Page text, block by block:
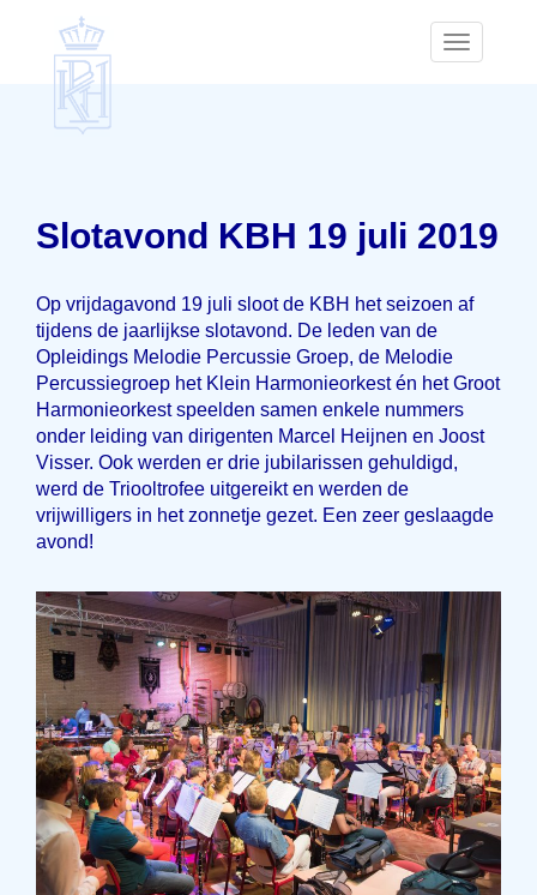
Toggle
Slotavond KBH 19 juli 2019
Op vrijdagavond 19 juli sloot de KBH het seizoen af
tijdens de jaarlijkse slotavond. De leden van de
Opleidings Melodie Percussie Groep, de Melodie
Percussiegroep het Klein Harmonieorkest én het Groot
Harmonieorkest speelden samen enkele nummers
onder leiding van dirigenten Marcel Heijnen en Joost
Visser. Ook werden er drie jubilarissen gehuldigd,
werd de Triooltrofee uitgereikt en werden de
vrijwilligers in het zonnetje gezet. Een zeer geslaagde
avond!